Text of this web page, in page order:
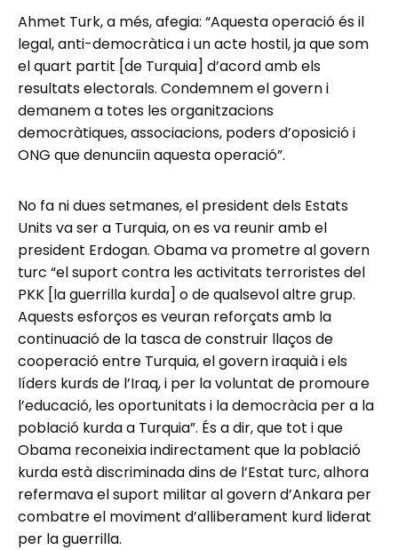
Ahmet Turk, a més, afegia: “Aquesta operació és il
legal, anti-democràtica i un acte hostil, ja que som
el quart partit [de Turquia] d’acord amb els
resultats electorals. Condemnem el govern i
demanem a totes les organitzacions
democràtiques, associacions, poders d’oposició i
ONG que denunciin aquesta operació”.
No fa ni dues setmanes, el president dels Estats
Units va ser a Turquia, on es va reunir amb el
president Erdogan. Obama va prometre al govern
turc “el suport contra les activitats terroristes del
PKK [la guerrilla kurda] o de qualsevol altre grup.
Aquests esforços es veuran reforçats amb la
continuació de la tasca de construir llaços de
cooperació entre Turquia, el govern iraquià i els
líders kurds de l’Iraq, i per la voluntat de promoure
l’educació, les oportunitats i la democràcia per a la
població kurda a Turquia”. És a dir, que tot i que
Obama reconeixia indirectament que la població
kurda està discriminada dins de l’Estat turc, alhora
refermava el suport militar al govern d’Ankara per
combatre el moviment d’alliberament kurd liderat
per la guerrilla.